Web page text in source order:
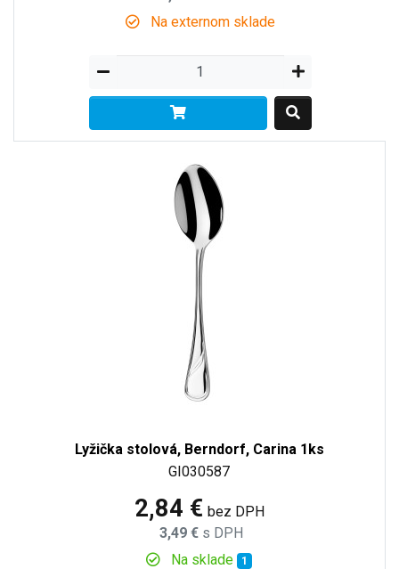
Na externom sklade
Lyžička stolová, Berndorf, Carina 1ks
GI030587
2,84 € bez DPH
3,49 € s DPH
Na sklade 1